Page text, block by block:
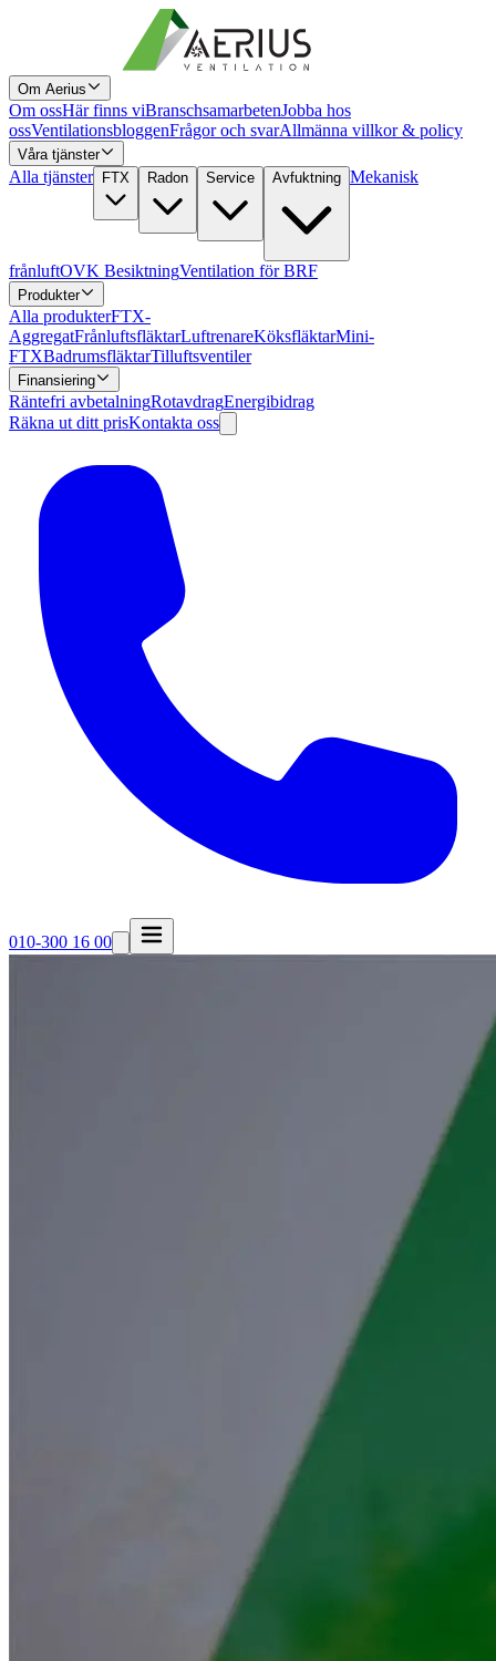
Om Aerius
Om ossHär finns viBranschsamarbetenJobba hos
ossVentilationsbloggenFrågor och svarAllmänna villkor & policy
Våra tjänster
Alla tjänster FTX Radon Service Avfuktning Mekanisk
frånluftOVK BesiktningVentilation för BRF
Produkter
Alla produkterFTX-
AggregatFrånluftsfläktarLuftrenareKöksfläktarMini-
FTXBadrumsfläktarTilluftsventiler
Finansiering
Räntefri avbetalningRotavdragEnergibidrag
Räkna ut ditt prisKontakta oss
010-300 16 00